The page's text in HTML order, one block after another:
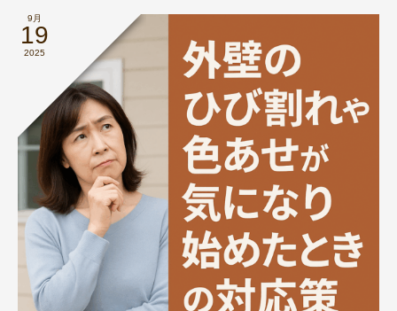
9月
19
2025